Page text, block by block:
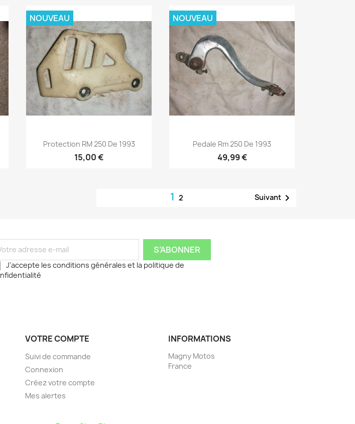
Aperçu rapide
Protection RM 250 De 1993
15,00 €
NOUVEAU
Aperçu rapide
Pedale Rm 250 De 1993
49,99 €
NOUVEAU
1 2 Suivant
J'accepte les conditions générales et la politique de
VOTRE COMPTE
Suivi de commande
Connexion
Créez votre compte
Mes alertes
INFORMATIONS
Magny Motos
France